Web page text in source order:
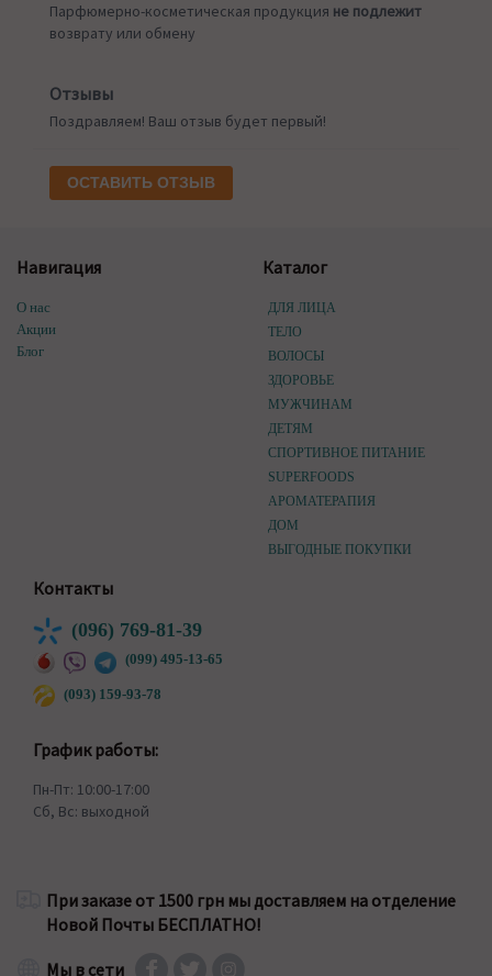
Парфюмерно-косметическая продукция не подлежит
возврату или обмену
Отзывы
Поздравляем! Ваш отзыв будет первый!
ОСТАВИТЬ ОТЗЫВ
Навигация
О нас
Акции
Блог
Каталог
ДЛЯ ЛИЦА
ТЕЛО
ВОЛОСЫ
ЗДОРОВЬЕ
МУЖЧИНАМ
ДЕТЯМ
СПОРТИВНОЕ ПИТАНИЕ
SUPERFOODS
АРОМАТЕРАПИЯ
ДОМ
ВЫГОДНЫЕ ПОКУПКИ
Контакты
(096) 769-81-39
(099) 495-13-65
(093) 159-93-78
График работы:
Пн-Пт: 10:00-17:00
Сб, Вс: выходной
При заказе от 1500 грн мы доставляем на отделение
Новой Почты БЕСПЛАТНО!
Мы в сети